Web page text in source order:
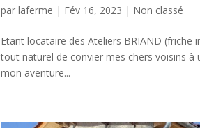
parlaferme | Fév 16, 2023 | Non classé
Etant locataire des Ateliers BRIAND (friche
tout naturel de convier mes chers voisins à
mon aventure...